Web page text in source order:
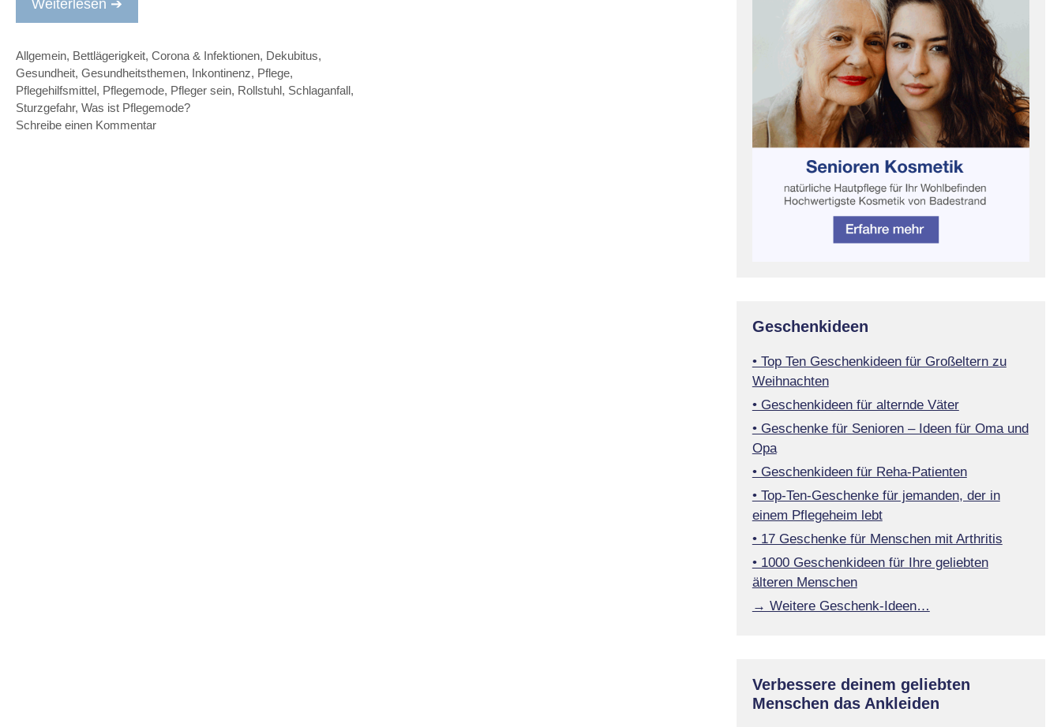
Weiterlesen ➔
Kategorien
Allgemein, Bettlägerigkeit, Corona & Infektionen, Dekubitus,
Gesundheit, Gesundheitsthemen, Inkontinenz, Pflege,
Pflegehilfsmittel, Pflegemode, Pfleger sein, Rollstuhl, Schlaganfall,
Sturzgefahr, Was ist Pflegemode?
Schreibe einen Kommentar
Geschenkideen
• Top Ten Geschenkideen für Großeltern zu
Weihnachten
• Geschenkideen für alternde Väter
• Geschenke für Senioren – Ideen für Oma und
Opa
• Geschenkideen für Reha-Patienten
• Top-Ten-Geschenke für jemanden, der in
einem Pflegeheim lebt
• 17 Geschenke für Menschen mit Arthritis
• 1000 Geschenkideen für Ihre geliebten
älteren Menschen
→ Weitere Geschenk-Ideen…
Verbessere deinem geliebten
Menschen das Ankleiden